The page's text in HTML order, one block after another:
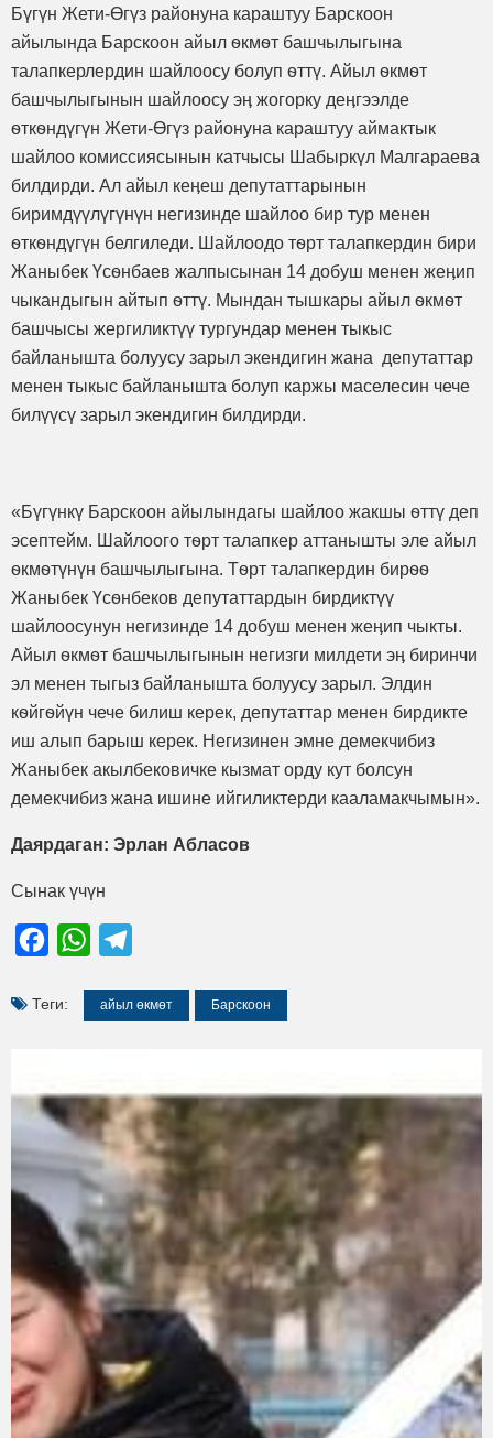
Бүгүн Жети-Өгүз районуна караштуу Барскоон
айылында Барскоон айыл ѳкмѳт башчылыгына
талапкерлердин шайлоосу болуп ѳттү. Айыл ѳкмѳт
башчылыгынын шайлоосу эӊ жогорку деӊгээлде
ѳткѳндүгүн Жети-Өгүз районуна караштуу аймактык
шайлоо комиссиясынын катчысы Шабыркүл Малгараева
билдирди. Ал айыл кеӊеш депутаттарынын
биримдүүлүгүнүн негизинде шайлоо бир тур менен
ѳткѳндүгүн белгиледи. Шайлоодо тѳрт талапкердин бири
Жаныбек Үсѳнбаев жалпысынан 14 добуш менен жеӊип
чыкандыгын айтып ѳттү. Мындан тышкары айыл ѳкмѳт
башчысы жергиликтүү тургундар менен тыкыс
байланышта болуусу зарыл экендигин жана депутаттар
менен тыкыс байланышта болуп каржы маселесин чече
билүүсү зарыл экендигин билдирди.
«Бүгүнкү Барскоон айылындагы шайлоо жакшы ѳттү деп
эсептейм. Шайлоого тѳрт талапкер аттанышты эле айыл
ѳкмѳтүнүн башчылыгына. Тѳрт талапкердин бирѳѳ
Жаныбек Үсѳнбеков депутаттардын бирдиктүү
шайлоосунун негизинде 14 добуш менен жеӊип чыкты.
Айыл ѳкмѳт башчылыгынын негизги милдети эӊ биринчи
эл менен тыгыз байланышта болуусу зарыл. Элдин
кѳйгѳйүн чече билиш керек, депутаттар менен бирдикте
иш алып барыш керек. Негизинен эмне демекчибиз
Жаныбек акылбековичке кызмат орду кут болсун
демекчибиз жана ишине ийгиликтерди кааламакчымын».
Даярдаган: Эрлан Абласов
Сынак үчүн
FacebookWhatsApp
Теги: айыл өкмөт Барскоон